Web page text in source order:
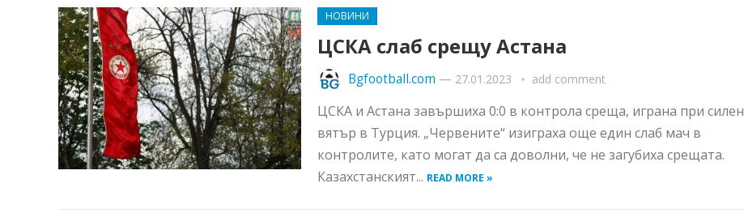
НОВИНИ
ЦСКА слаб срещу Астана
Bgfootball.com — 27.01.2023 add comment
ЦСКА и Астана завършиха 0:0 в контрола среща, играна при силен
вятър в Турция. „Червените“ изиграха още един слаб мач в
контролите, като могат да са доволни, че не загубиха срещата.
Казахстанският... READ MORE »